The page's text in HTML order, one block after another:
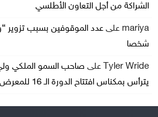
الشراكة من أجل التعاون الأطلسي
mariya على
شخصا
Tyler Wride على صاحب السمو الملكي
يترأس بمكناس افتتاح الدورة الـ 16 للمعرض الدولي للفلاحة بالمغرب